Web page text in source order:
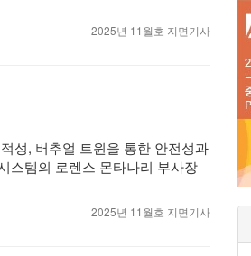
2025년 11월호 지면기사
성, 버추얼 트윈을 통한 안전성과
스템의 로렌스 몬타나리 부사장
2025년 11월호 지면기사